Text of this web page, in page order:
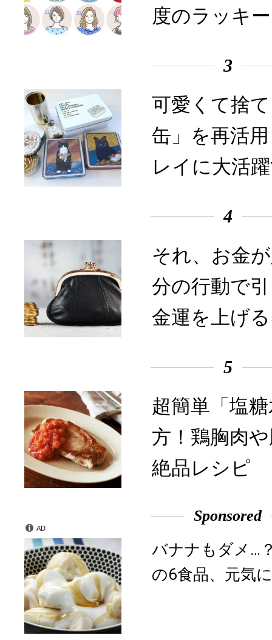
度のラッキ
3
可愛くて捨
缶」を再活
レイに大活
4
それ、お金
分の行動で
金運を上げ
5
超簡単「塩
方！鶏胸肉
絶品レシピ
Sponsored
バナナもダメ…
の6食品、元気
AD